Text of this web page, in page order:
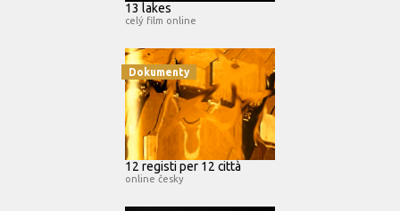
13 lakes
celý film online
Dokumenty
12 registi per 12 città
online česky